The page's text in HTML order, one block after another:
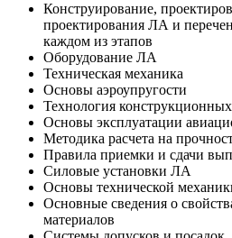
Конструирование,
проектирования ЛА и
каждом из этапов
Оборудование ЛА
Техническая механика
Основы аэроупругости
Технология
Основы эксплуатации
Методика расчета на
Правила приемки и сдачи
Силовые установки ЛА
Основы технической
Основные сведения о
материалов